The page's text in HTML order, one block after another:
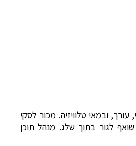
עורך, ובמאי טלוויזיה. מכור לסקי
לגור בתוך שלג. מנהל תוכן